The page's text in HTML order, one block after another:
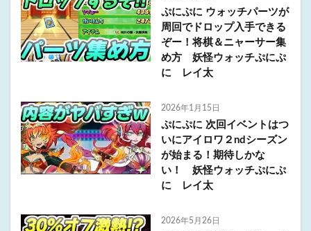
ぷにぷに ウォッチパーツが
周回でドロップ入手できる
ぞー！将棋＆ニャーサー集
め方 妖怪ウォッチぷにぷ
に レイ太
2026年1月15日
ぷにぷに 次回イベントはつ
いにアイロワ２ndシーズン
が始まる！期待しかな
い！ 妖怪ウォッチぷにぷ
に レイ太
2026年5月26日